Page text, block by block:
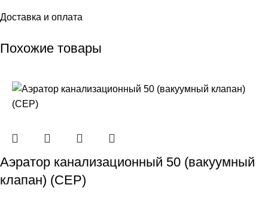
Доставка и оплата
Похожие товары
Аэратор канализационный 50 (вакуумный
клапан) (СЕР)